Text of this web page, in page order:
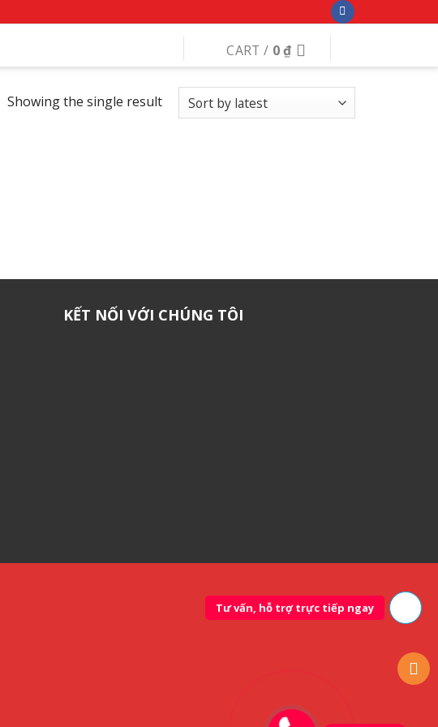
CART / 0₫
Showing the single result
KẾT NỐI VỚI CHÚNG TÔI
Tư vấn, hỗ trợ trực tiếp ngay